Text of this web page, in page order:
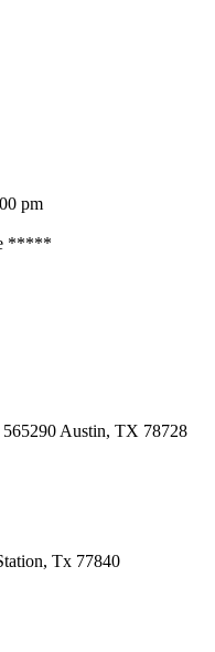
pm
*****
Austin, TX 78728
Tx 77840